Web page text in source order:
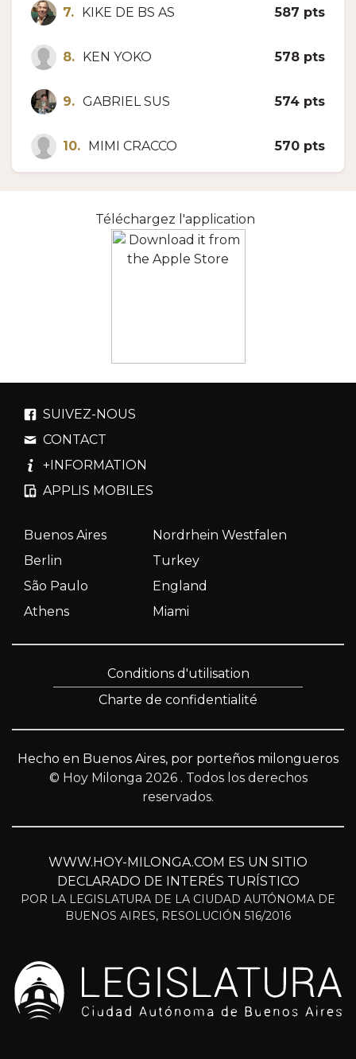
7. KIKE DE BS AS 587 pts
8. KEN YOKO 578 pts
9. GABRIEL SUS 574 pts
10. MIMI CRACCO 570 pts
Téléchargez l'application
SUIVEZ-NOUS
CONTACT
+INFORMATION
APPLIS MOBILES
Buenos Aires
Nordrhein Westfalen
Berlin
Turkey
São Paulo
England
Athens
Miami
Conditions d'utilisation
Charte de confidentialité
Hecho en Buenos Aires, por porteños milongueros
© Hoy Milonga 2026 . Todos los derechos
reservados.
WWW.HOY-MILONGA.COM ES UN SITIO
DECLARADO DE INTERÉS TURÍSTICO
POR LA LEGISLATURA DE LA CIUDAD AUTÓNOMA DE
BUENOS AIRES, RESOLUCIÓN 516/2016